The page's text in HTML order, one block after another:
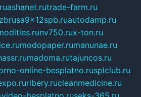
ashanet.rutrade-farm.ru
autodamp.ru
nv750.rux-ton.ru
modopaper.rumanunae.ru
madoma.rutajuncos.ru
online-besplatno.rusplclub.ru
ribery.rucleanmedicine.ru